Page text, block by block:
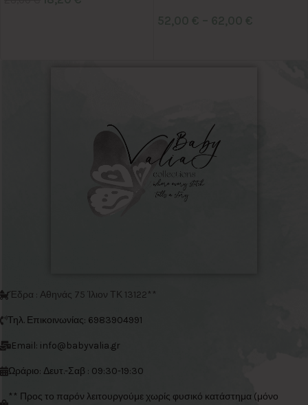
Έδρα : Αθηνάς 75 Ίλιον ΤΚ 13122**
Τηλ. Επικοινωνίας: 6983904991
Email: info@babyvalia.gr
Ωράριο: Δευτ.-Σαβ : 09:30-19:30
** Προς το παρόν λειτουργούμε χωρίς φυσικό κατάστημα (μόνο